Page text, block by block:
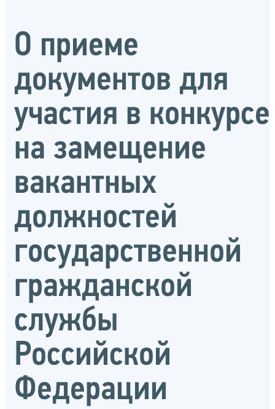
О приеме
документов для
участия в конкурсе
на замещение
вакантных
должностей
государственной
гражданской
службы
Российской
Федерации